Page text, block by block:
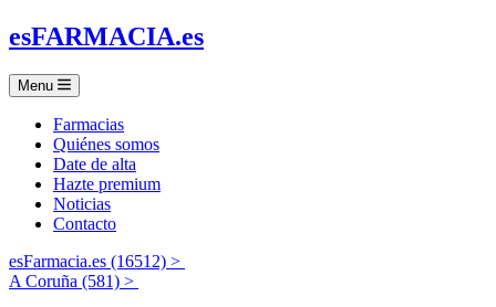
esFARMACIA.es
Menu
Farmacias
Quiénes somos
Date de alta
Hazte premium
Noticias
Contacto
esFarmacia.es (16512) >
A Coruña (581) >